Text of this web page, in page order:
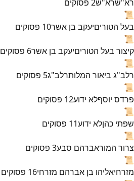
רא"שרא"ש2 פסוקים
📜
בעל הטוריםיעקב בן אשר10 פסוקים
📜
קיצור בעל הטוריםיעקב בן אשר6 פסוקים
📜
רלב"ג ביאור המלותרלב"ג5 פסוקים
📜
פרדס יוסףלא ידוע12 פסוקים
📜
שפתי כהןלא ידוע11 פסוקים
📜
צרור המוראברהם סבע3 פסוקים
📜
מזרחיאליהו בן אברהם מזרחי16 פסוקים